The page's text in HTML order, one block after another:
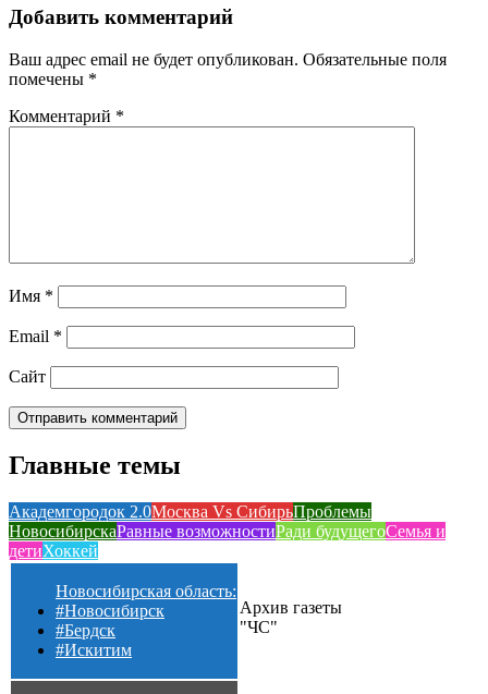
Добавить комментарий
Ваш адрес email не будет опубликован. Обязательные поля
помечены *
Комментарий *
Имя *
Email *
Сайт
Главные темы
Академгородок 2.0Москва Vs СибирьПроблемы
НовосибирскаРавные возможностиРади будущегоСемья и
детиХоккей
Новосибирская область:
#Новосибирск
#Бердск
#Искитим
Архив газеты
"ЧС"